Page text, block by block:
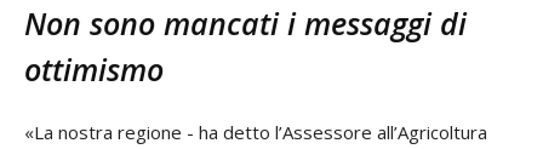
Non sono mancati i messaggi di
ottimismo
«La nostra regione - ha detto l’Assessore all’Agricoltura